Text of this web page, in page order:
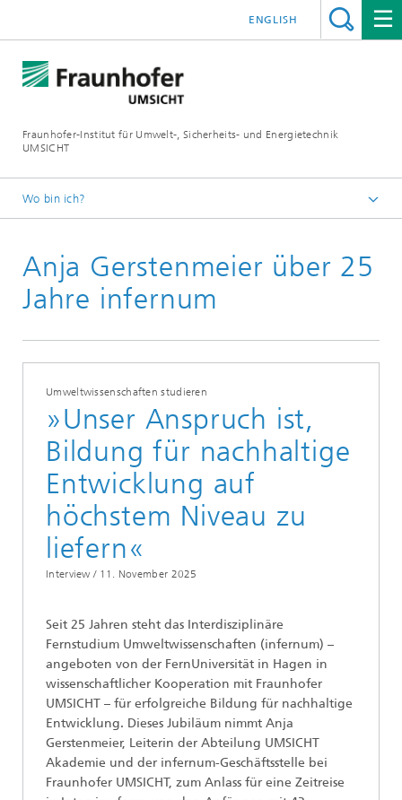
Fraunhofer-Institut für Umwelt-, Sicherheits- und Energietechnik
UMSICHT
ENGLISH
Wo bin ich?
Presse
Pressemitteilungen, Interviews und Meldungen
Anja Gerstenmeier über 25
Jahre infernum
Umweltwissenschaften studieren
»Unser Anspruch ist,
Bildung für nachhaltige
Entwicklung auf
höchstem Niveau zu
liefern«
Interview / 11. November 2025
Seit 25 Jahren steht das Interdisziplinäre
Fernstudium Umweltwissenschaften (infernum) –
angeboten von der FernUniversität in Hagen in
wissenschaftlicher Kooperation mit Fraunhofer
UMSICHT – für erfolgreiche Bildung für nachhaltige
Entwicklung. Dieses Jubiläum nimmt Anja
Gerstenmeier, Leiterin der Abteilung UMSICHT
Akademie und der infernum-Geschäftsstelle bei
Fraunhofer UMSICHT, zum Anlass für eine Zeitreise